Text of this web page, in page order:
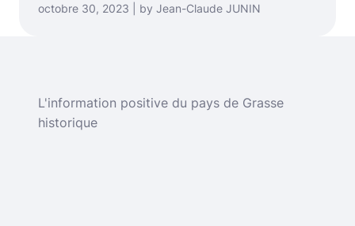
octobre 30, 2023 | by Jean-Claude JUNIN
L'information positive du pays de Grasse
historique